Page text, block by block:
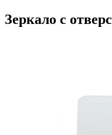
Зеркало с